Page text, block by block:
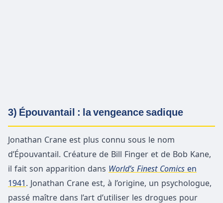
3) Épouvantail : la vengeance sadique
Jonathan Crane est plus connu sous le nom
d’Épouvantail. Créature de Bill Finger et de Bob Kane,
il fait son apparition dans World’s Finest Comics en
1941 . Jonathan Crane est, à l’origine, un psychologue,
passé maître dans l’art d’utiliser les drogues pour